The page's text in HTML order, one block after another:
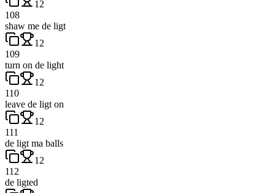
12
108
shaw me de ligt
12
109
turn on de light
12
110
leave de ligt on
12
111
de ligt ma balls
12
112
de ligted